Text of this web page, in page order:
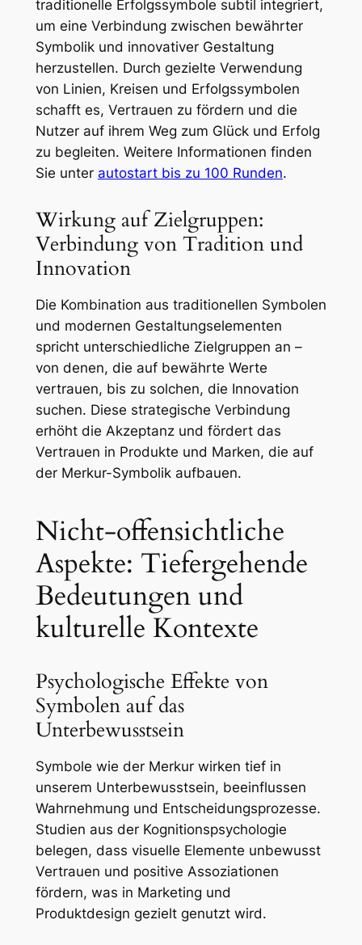
traditionelle Erfolgssymbole subtil integriert,
um eine Verbindung zwischen bewährter
Symbolik und innovativer Gestaltung
herzustellen. Durch gezielte Verwendung
von Linien, Kreisen und Erfolgssymbolen
schafft es, Vertrauen zu fördern und die
Nutzer auf ihrem Weg zum Glück und Erfolg
zu begleiten. Weitere Informationen finden
Sie unter autostart bis zu 100 Runden.
Wirkung auf Zielgruppen:
Verbindung von Tradition und
Innovation
Die Kombination aus traditionellen Symbolen
und modernen Gestaltungselementen
spricht unterschiedliche Zielgruppen an –
von denen, die auf bewährte Werte
vertrauen, bis zu solchen, die Innovation
suchen. Diese strategische Verbindung
erhöht die Akzeptanz und fördert das
Vertrauen in Produkte und Marken, die auf
der Merkur-Symbolik aufbauen.
Nicht-offensichtliche
Aspekte: Tiefergehende
Bedeutungen und
kulturelle Kontexte
Psychologische Effekte von
Symbolen auf das
Unterbewusstsein
Symbole wie der Merkur wirken tief in
unserem Unterbewusstsein, beeinflussen
Wahrnehmung und Entscheidungsprozesse.
Studien aus der Kognitionspsychologie
belegen, dass visuelle Elemente unbewusst
Vertrauen und positive Assoziationen
fördern, was in Marketing und
Produktdesign gezielt genutzt wird.